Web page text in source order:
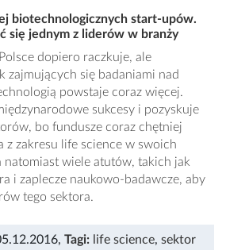
biotechnologicznych start-upów.
się jednym z liderów w branży
dopiero raczkuje, ale
zajmujących się badaniami nad
powstaje coraz więcej.
sukcesy i pozyskuje
bo fundusze coraz chętniej
z zakresu life science w swoich
natomiast wiele atutów, takich jak
i zaplecze naukowo-badawcze, aby
tego sektora.
, Tagi: life science, sektor